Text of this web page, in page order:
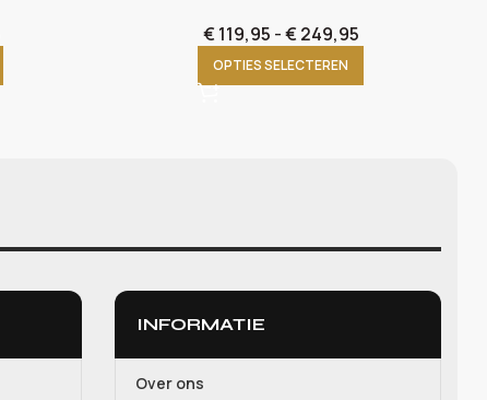
€ 119,95 -€ 249,95
OPTIES SELECTEREN
INFORMATIE
Over ons